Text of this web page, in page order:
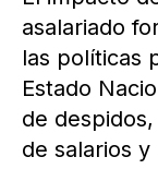
asalariado
las políticas
Estado
de
de salarios